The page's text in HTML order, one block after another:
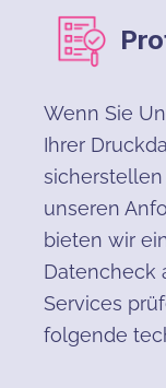
Wenn Sie
Ihrer
unseren
bieten wir
Datencheck
Services
folgende